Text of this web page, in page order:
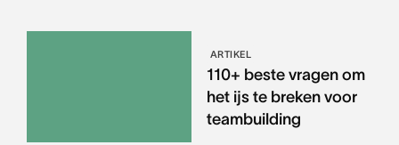
ARTIKEL
110+ beste vragen om
het ijs te breken voor
teambuilding